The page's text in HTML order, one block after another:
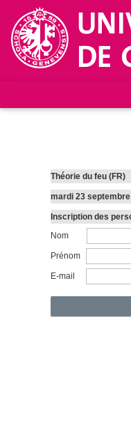
Théorie du feu (FR)
mardi 23
Inscription des
Nom
Prénom
E-mail